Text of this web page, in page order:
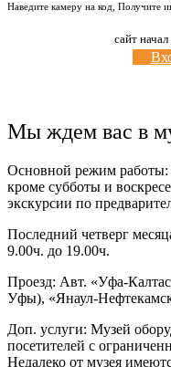
Наведите камеру на код, Получите
сайт
Мы ждем вас в
Основной режим работы:
кроме субботы и
экскурсии по
Последний четверг
9.00ч. до 19.00ч.
Проезд: Авт. «Уфа-
Уфы), «Янаул-
Доп. услуги: Музей
посетителей с
Недалеко от музея